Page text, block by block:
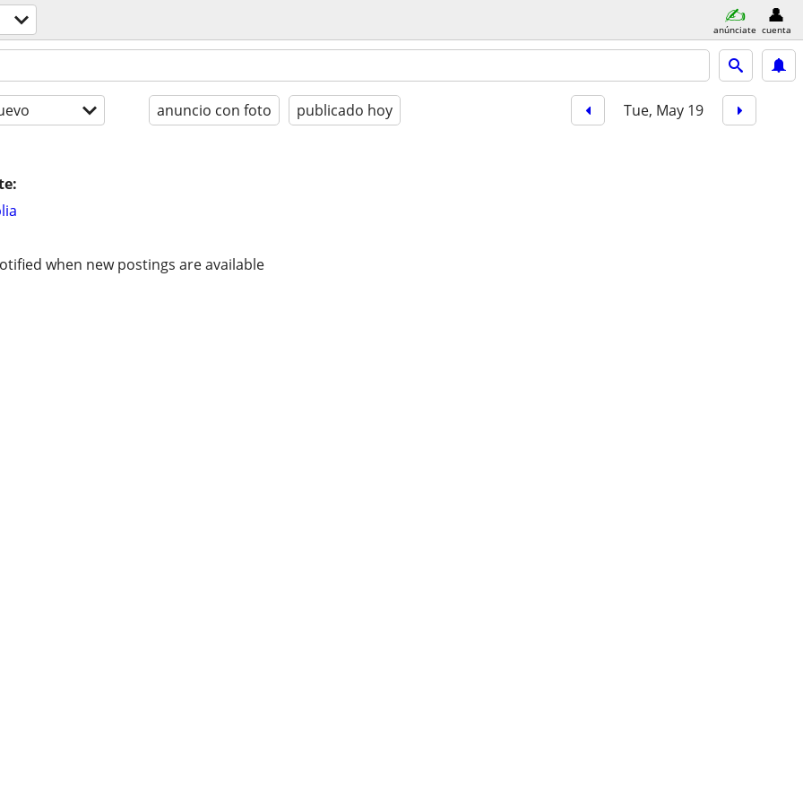
anúnciate cuenta
anuncio con foto publicado hoy Tue, May 19
when new postings are available